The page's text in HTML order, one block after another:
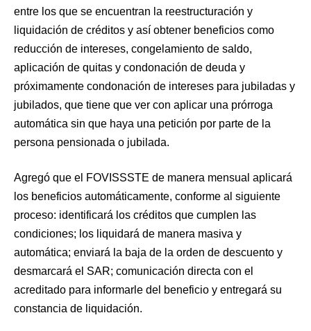
entre los que se encuentran la reestructuración y
liquidación de créditos y así obtener beneficios como
reducción de intereses, congelamiento de saldo,
aplicación de quitas y condonación de deuda y
próximamente condonación de intereses para jubiladas y
jubilados, que tiene que ver con aplicar una prórroga
automática sin que haya una petición por parte de la
persona pensionada o jubilada.
Agregó que el FOVISSSTE de manera mensual aplicará
los beneficios automáticamente, conforme al siguiente
proceso: identificará los créditos que cumplen las
condiciones; los liquidará de manera masiva y
automática; enviará la baja de la orden de descuento y
desmarcará el SAR; comunicación directa con el
acreditado para informarle del beneficio y entregará su
constancia de liquidación.